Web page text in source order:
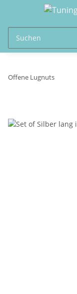
Offene Lugnuts